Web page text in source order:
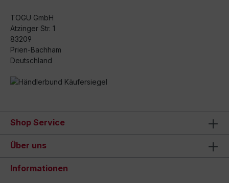
TOGU GmbH
Atzinger Str. 1
83209
Prien-Bachham
Deutschland
Shop Service
Über uns
Informationen